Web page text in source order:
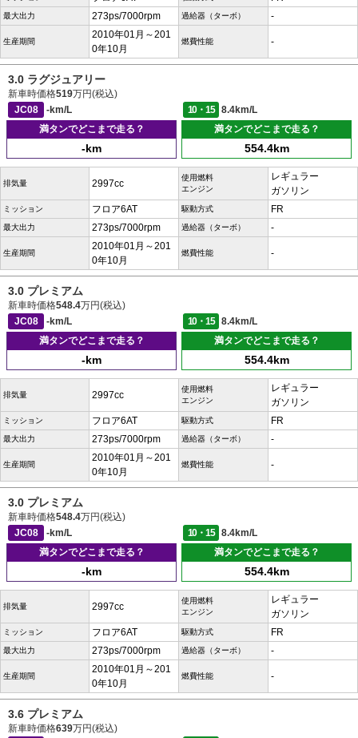
最大出力 273ps/7000rpm 過給器（ターボ） -
生産期間
2010年01月～201
0年10月
燃費性能 -
3.0 ラグジュアリー
新車時価格519万円(税込)
JC08
-km/L 10・15
8.4km/L
満タンでどこまで走る？
-km
満タンでどこまで走る？
554.4km
排気量 2997cc
使用燃料
エンジン
レギュラー
ガソリン
ミッション フロア6AT 駆動方式 FR
最大出力 273ps/7000rpm 過給器（ターボ） -
生産期間
2010年01月～201
0年10月
燃費性能 -
3.0 プレミアム
新車時価格548.4万円(税込)
JC08
-km/L 10・15
8.4km/L
満タンでどこまで走る？
-km
満タンでどこまで走る？
554.4km
排気量 2997cc
使用燃料
エンジン
レギュラー
ガソリン
ミッション フロア6AT 駆動方式 FR
最大出力 273ps/7000rpm 過給器（ターボ） -
生産期間
2010年01月～201
0年10月
燃費性能 -
3.0 プレミアム
新車時価格548.4万円(税込)
JC08
-km/L 10・15
8.4km/L
満タンでどこまで走る？
-km
満タンでどこまで走る？
554.4km
排気量 2997cc
使用燃料
エンジン
レギュラー
ガソリン
ミッション フロア6AT 駆動方式 FR
最大出力 273ps/7000rpm 過給器（ターボ） -
生産期間
2010年01月～201
0年10月
燃費性能 -
3.6 プレミアム
新車時価格639万円(税込)